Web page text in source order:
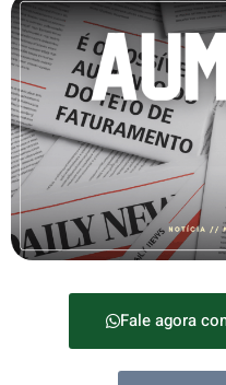
Fale agora